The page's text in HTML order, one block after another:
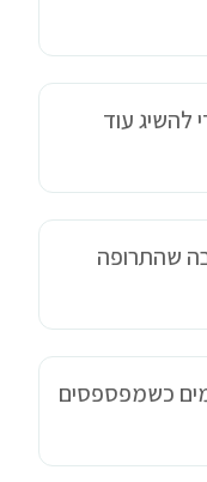
להשיג עוד
שהתרופה
כשמפספסים